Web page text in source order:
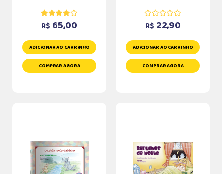
R$ 65,00
ADICIONAR AO CARRINHO
COMPRAR AGORA
R$ 22,90
ADICIONAR AO CARRINHO
COMPRAR AGORA